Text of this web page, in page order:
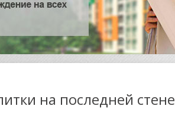
на последней стене